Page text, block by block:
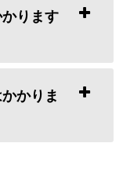
ります
かりま